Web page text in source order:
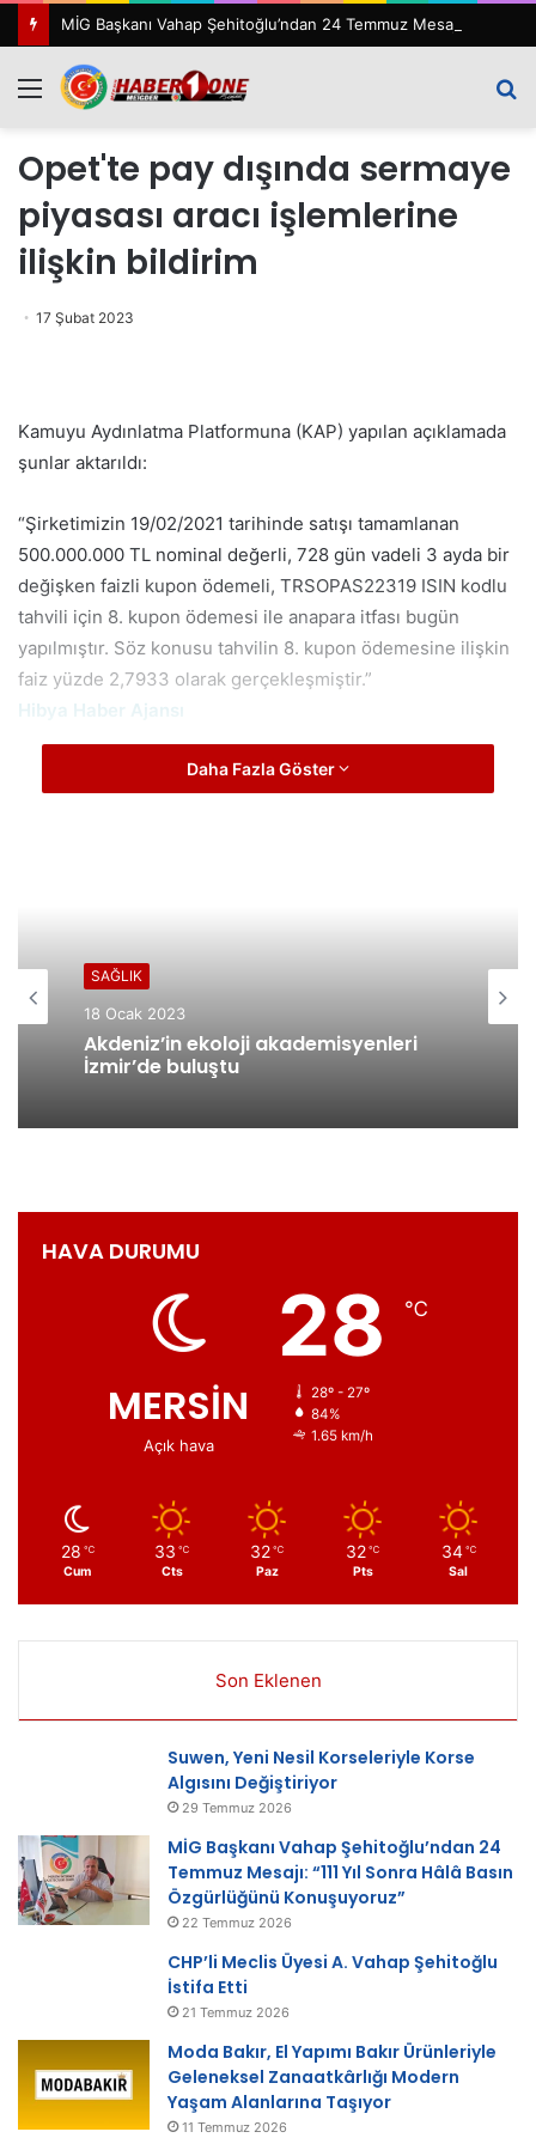
Menü
Opet'te pay dışında sermaye
piyasası aracı işlemlerine
ilişkin bildirim
17 Şubat 2023
Kamuyu Aydınlatma Platformuna (KAP) yapılan açıklamada
şunlar aktarıldı:
“Şirketimizin 19/02/2021 tarihinde satışı tamamlanan
500.000.000 TL nominal değerli, 728 gün vadeli 3 ayda bir
değişken faizli kupon ödemeli, TRSOPAS22319 ISIN kodlu
tahvili için 8. kupon ödemesi ile anapara itfası bugün
yapılmıştır. Söz konusu tahvilin 8. kupon ödemesine ilişkin
faiz yüzde 2,7933 olarak gerçekleşmiştir.”
Hibya Haber Ajansı
Daha Fazla Göster
SAĞLIK
18 Ocak 2023
Akdeniz’in ekoloji akademisyenleri
İzmir’de buluştu
HAVA DURUMU
MERSİN
Açık hava
28 ℃
28º - 27º
84%
1.65 km/h
28 ℃
Cum
33 ℃
Cts
32 ℃
Paz
32 ℃
Pts
34 ℃
Sal
Son Eklenen
Suwen, Yeni Nesil Korseleriyle Korse
Algısını Değiştiriyor
29 Temmuz 2026
MİG Başkanı Vahap Şehitoğlu’ndan 24
Temmuz Mesajı: “111 Yıl Sonra Hâlâ Basın
Özgürlüğünü Konuşuyoruz”
22 Temmuz 2026
CHP’li Meclis Üyesi A. Vahap Şehitoğlu
İstifa Etti
21 Temmuz 2026
Moda Bakır, El Yapımı Bakır Ürünleriyle
Geleneksel Zanaatkârlığı Modern
Yaşam Alanlarına Taşıyor
11 Temmuz 2026